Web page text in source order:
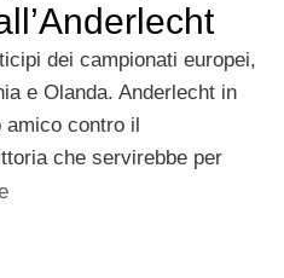
dei campionati europei,
e Olanda. Anderlecht in
contro il
che servirebbe per